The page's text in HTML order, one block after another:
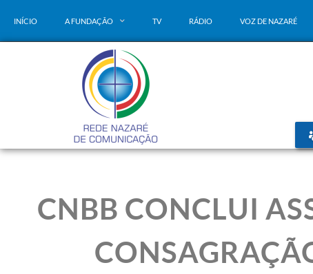
INÍCIO A FUNDAÇÃO TV RÁDIO VOZ DE NAZARÉ
CNBB CONCLUI